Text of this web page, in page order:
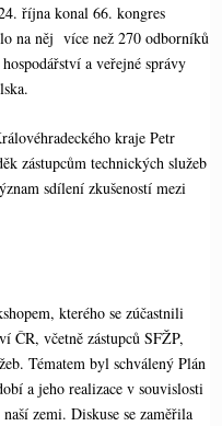
října konal 66. kongres
na něj více než 270 odborníků
a veřejné správy
kraje Petr
zástupcům technických služeb
sdílení zkušeností mezi
kterého se zúčastnili
ČR, včetně zástupců SFŽP,
Tématem byl schválený Plán
a jeho realizace v souvislosti
zemi. Diskuse se zaměřila